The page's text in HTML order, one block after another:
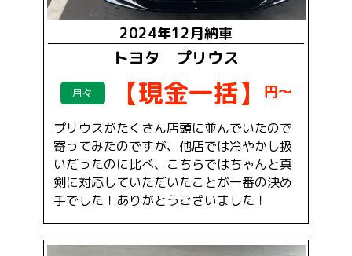
2024年12月納車
トヨタ プリウス
月々 【現金一括】 円～
プリウスがたくさん店頭に並んでいたので
寄ってみたのですが、他店では冷やかし扱
いだったのに比べ、こちらではちゃんと真
剣に対応していただいたことが一番の決め
手でした！ありがとうございました！